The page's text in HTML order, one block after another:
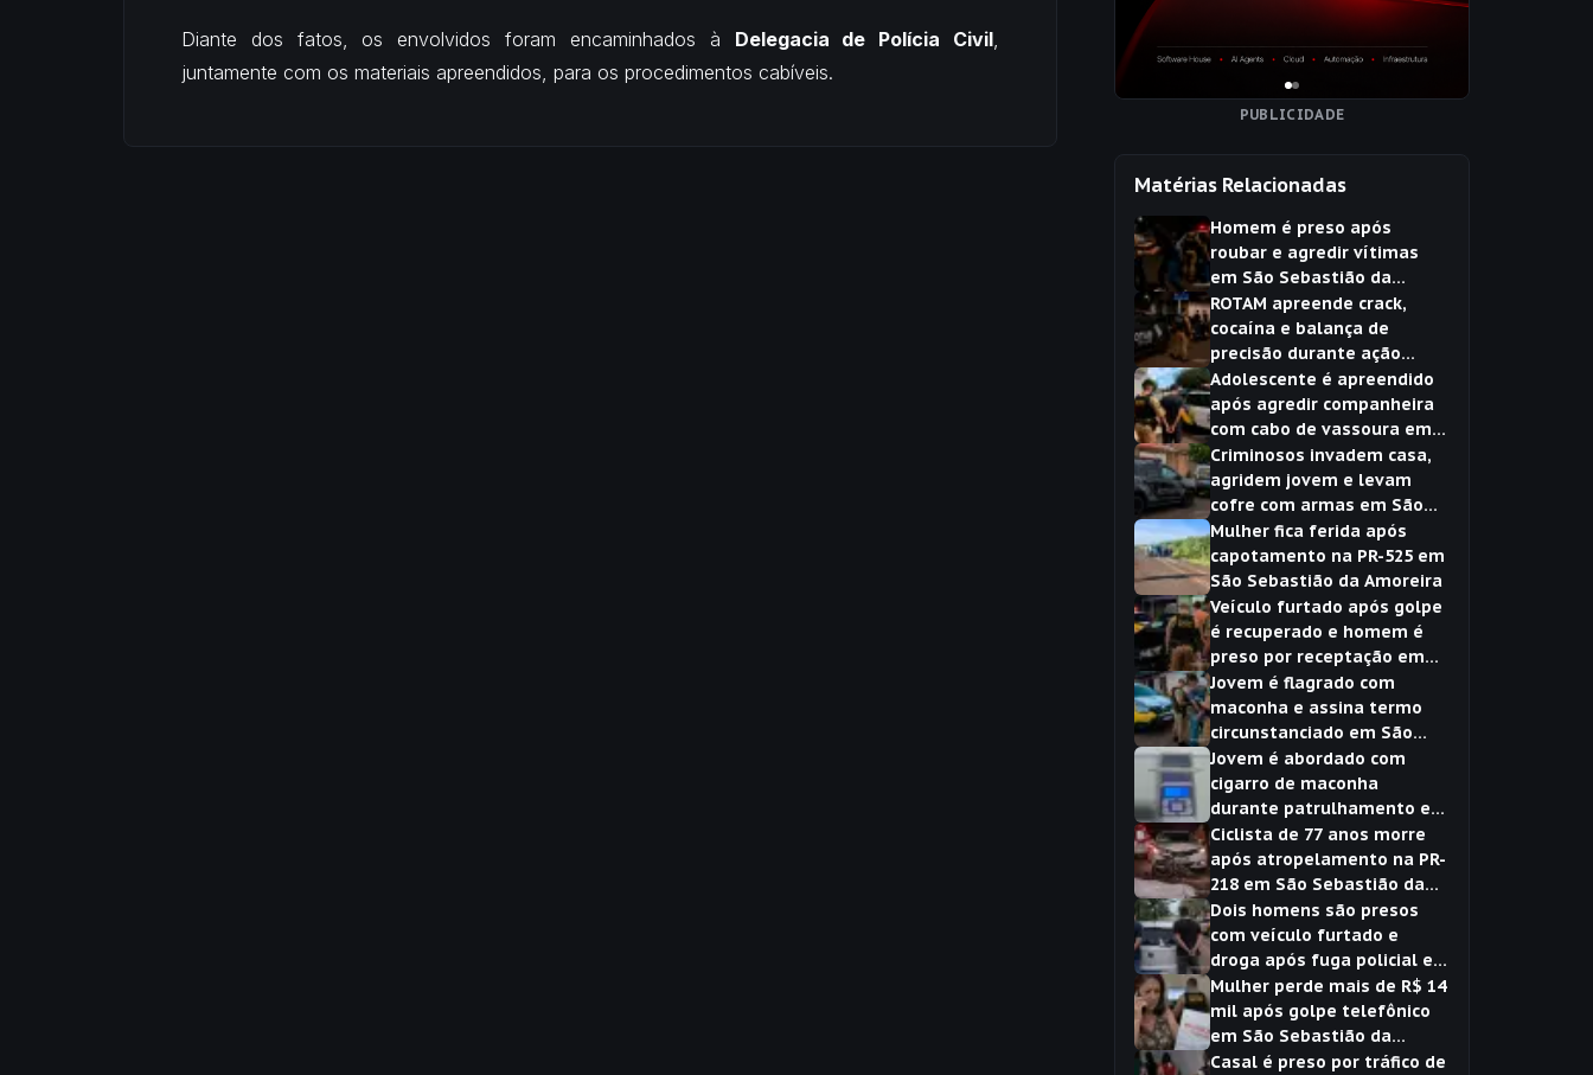
Diante dos fatos, os envolvidos foram encaminhados à Delegacia de Polícia Civil
juntamente com os materiais apreendidos, para os procedimentos cabíveis.
PUBLICIDADE
Matérias Relacionadas
Homem é preso após
roubar e agredir vítimas
em São Sebastião da
Amoreira
ROTAM apreende crack,
cocaína e balança de
precisão durante ação
contra o tráfico em São
Sebastião da Amoreira
Adolescente é apreendido
após agredir companheira
com cabo de vassoura em
São Sebastião da Amoreira
Criminosos invadem casa,
agridem jovem e levam
cofre com armas em São
Sebastião da Amoreira
Mulher fica ferida após
capotamento na PR-525 em
São Sebastião da Amoreira
Veículo furtado após golpe
é recuperado e homem é
preso por receptação em
São Sebastião da Amoreira
Jovem é flagrado com
maconha e assina termo
circunstanciado em São
Sebastião da Amoreira
Jovem é abordado com
cigarro de maconha
durante patrulhamento em
São Sebastião da Amoreira
Ciclista de 77 anos morre
após atropelamento na PR-
218 em São Sebastião da
Amoreira
Dois homens são presos
com veículo furtado e
droga após fuga policial em
São Sebastião da Amoreira
Mulher perde mais de R$ 14
mil após golpe telefônico
em São Sebastião da
Amoreira
Casal é preso por tráfico de